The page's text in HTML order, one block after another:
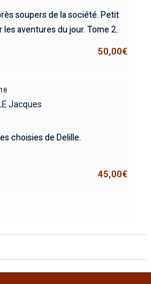
soupers de la société. Petit
aventures du jour. Tome 2.
50,00€
Jacques
choisies de Delille.
45,00€